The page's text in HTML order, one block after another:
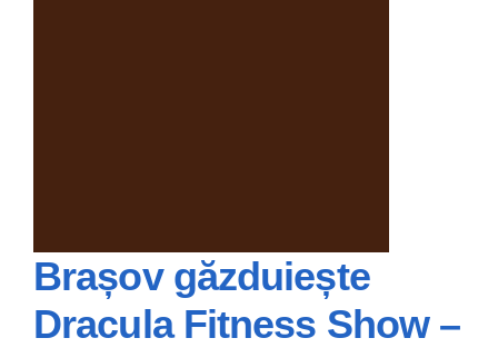
Brașov găzduiește
Dracula Fitness Show –